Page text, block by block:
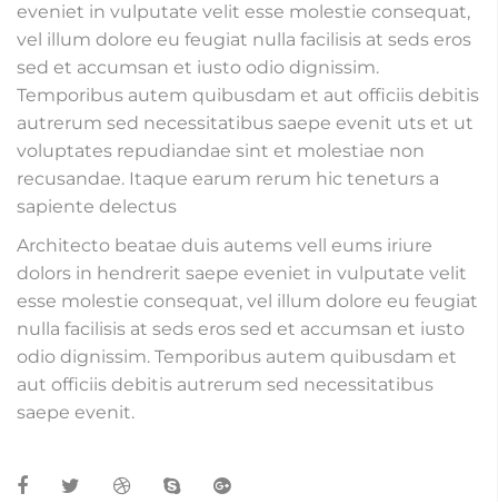
eveniet in vulputate velit esse molestie consequat,
vel illum dolore eu feugiat nulla facilisis at seds eros
sed et accumsan et iusto odio dignissim.
Temporibus autem quibusdam et aut officiis debitis
autrerum sed necessitatibus saepe evenit uts et ut
voluptates repudiandae sint et molestiae non
recusandae. Itaque earum rerum hic teneturs a
sapiente delectus
Architecto beatae duis autems vell eums iriure
dolors in hendrerit saepe eveniet in vulputate velit
esse molestie consequat, vel illum dolore eu feugiat
nulla facilisis at seds eros sed et accumsan et iusto
odio dignissim. Temporibus autem quibusdam et
aut officiis debitis autrerum sed necessitatibus
saepe evenit.